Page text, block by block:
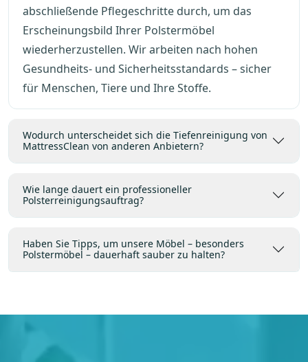
abschließende Pflegeschritte durch, um das
Erscheinungsbild Ihrer Polstermöbel
wiederherzustellen. Wir arbeiten nach hohen
Gesundheits- und Sicherheitsstandards – sicher
für Menschen, Tiere und Ihre Stoffe.
Wodurch unterscheidet sich die Tiefenreinigung von
MattressClean von anderen Anbietern?
Wie lange dauert ein professioneller
Polsterreinigungsauftrag?
Haben Sie Tipps, um unsere Möbel – besonders
Polstermöbel – dauerhaft sauber zu halten?